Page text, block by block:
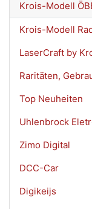
Krois-Modell
Krois-Modell
LaserCraft by
Raritäten,
Top Neuheiten
Uhlenbrock
Zimo Digital
DCC-Car
Digikeijs